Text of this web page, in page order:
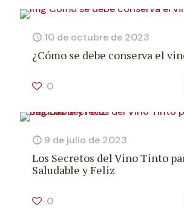
10 de octubre de 2023
¿Cómo se debe conserva el
0
9 de julio de 2023
Los Secretos del Vino Tinto
Saludable y Feliz
0